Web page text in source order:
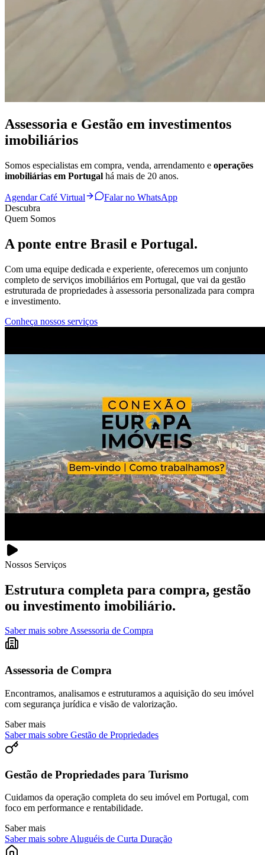
Assessoria e Gestão em investimentos
imobiliários
Somos especialistas em compra, venda, arrendamento e operações
imobiliárias em Portugal há mais de 20 anos.
Agendar Café Virtual
Falar no WhatsApp
Descubra
Quem Somos
A ponte entre Brasil e Portugal.
Com uma equipe dedicada e experiente, oferecemos um conjunto
completo de serviços imobiliários em Portugal, que vai da gestão
estruturada de propriedades à assessoria personalizada para compra
e investimento.
Conheça nossos serviços
Nossos Serviços
Estrutura completa para compra, gestão
ou investimento imobiliário.
Saber mais sobre Assessoria de Compra
Assessoria de Compra
Encontramos, analisamos e estruturamos a aquisição do seu imóvel
com segurança jurídica e visão de valorização.
Saber mais
Saber mais sobre Gestão de Propriedades
Gestão de Propriedades para Turismo
Cuidamos da operação completa do seu imóvel em Portugal, com
foco em performance e rentabilidade.
Saber mais
Saber mais sobre Aluguéis de Curta Duração